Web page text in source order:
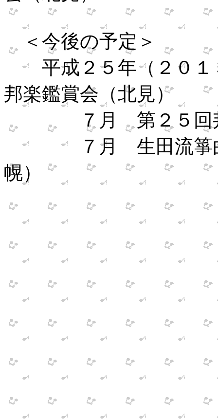
＜今後の予定＞
平成２５年（２０
邦楽鑑賞会（北見）
７月 第２５回邦楽
７月 生田流箏曲
幌）